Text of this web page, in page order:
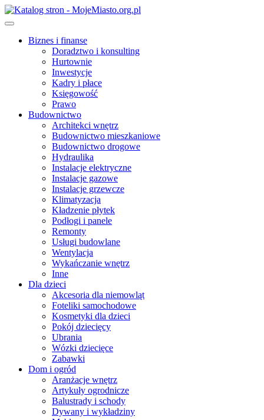
Skip
to
Biznes i finanse
Doradztwo i konsulting
Hurtownie
Inwestycje
Kadry i płace
Księgowość
Prawo
Budownictwo
Architekci wnętrz
Budownictwo mieszkaniowe
Budownictwo drogowe
Hydraulika
Instalacje elektryczne
Instalacje gazowe
Instalacje grzewcze
Klimatyzacja
Kładzenie płytek
Podłogi i panele
Remonty
Usługi budowlane
Wentylacja
Wykańczanie wnętrz
Inne
Dla dzieci
Akcesoria dla niemowląt
Foteliki samochodowe
Kosmetyki dla dzieci
Pokój dziecięcy
Ubrania
Wózki dziecięce
Zabawki
Dom i ogród
Aranżacje wnętrz
Artykuły ogrodnicze
Balustrady i schody
Dywany i wykładziny